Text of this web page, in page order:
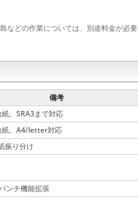
などの作業については、別途料金が必要
備考
、SRA3まで対応
紙、A4/letter対応
振り分け
ンチ機能拡張